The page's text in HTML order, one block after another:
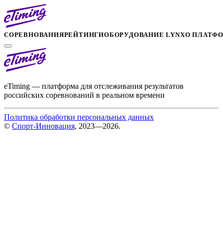
СОРЕВНОВАНИЯРЕЙТИНГИОБОРУДОВАНИЕ LYNXО
eTiming — платформа для отслеживания результатов
российских соревнований в реальном времени
Политика обработки персональных данных
© Спорт-Инновация, 2023—2026.